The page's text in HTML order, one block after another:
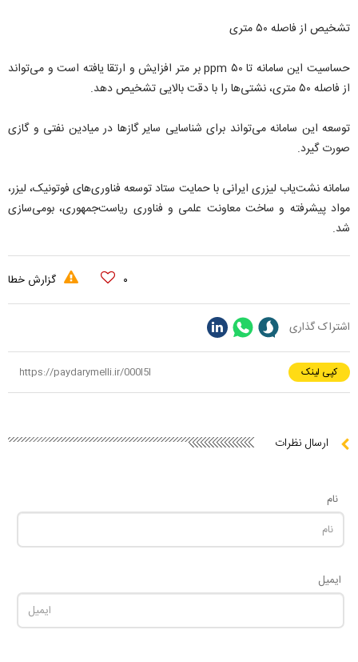
تشخیص از فاصله ۵۰ متری
حساسیت این سامانه تا ppm ۵۰ بر متر افزایش و ارتقا یافته است و می‌تواند
از فاصله ۵۰ متری، نشتی‌ها را با دقت بالایی تشخیص دهد.
توسعه این سامانه می‌تواند برای شناسایی سایر گازها در میادین نفتی و گازی
صورت گیرد.
سامانه نشت‌یاب لیزری ایرانی با حمایت ستاد توسعه فناوری‌های فوتونیک، لیزر،
مواد پیشرفته و ساخت معاونت علمی و فناوری ریاست‌جمهوری، بومی‌سازی
شد.
۰ گزارش خطا
اشتراک گذاری
کپی لینک
ارسال نظرات
نام
ایمیل